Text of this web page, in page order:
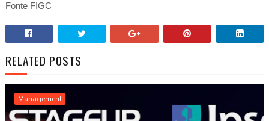
Fonte FIGC
RELATED POSTS
Management